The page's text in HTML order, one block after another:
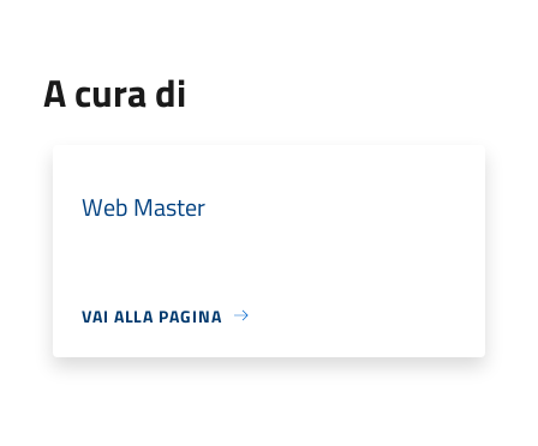
A cura di
Web Master
VAI ALLA PAGINA